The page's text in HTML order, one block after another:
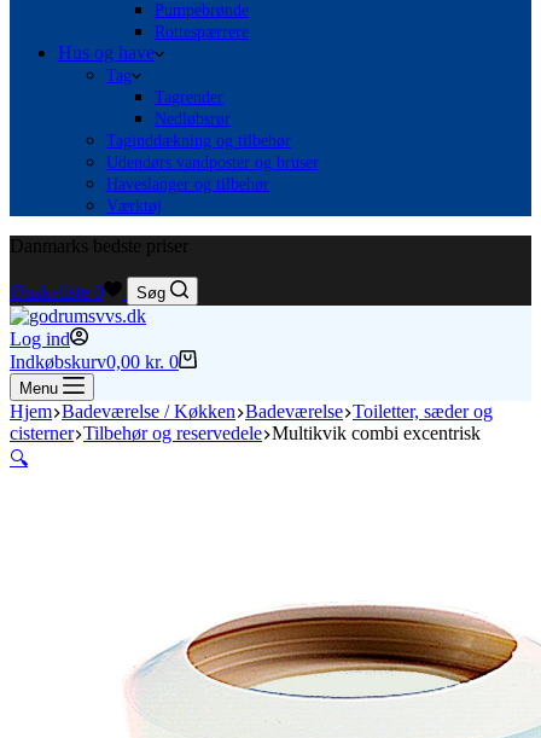
Pumpebrønde
Rottespærrere
Hus og have
Tag
Tagrender
Nedløbsrør
Taginddækning og tilbehør
Udendørs vandposter og bruser
Haveslanger og tilbehør
Værktøj
Danmarks bedste priser
Ønskeliste 0 Søg
Log ind
Indkøbskurv0,00 kr. 0
Menu
Hjem Badeværelse / Køkken Badeværelse Toiletter, sæder og
cisterner Tilbehør og reservedele Multikvik combi excentrisk
🔍